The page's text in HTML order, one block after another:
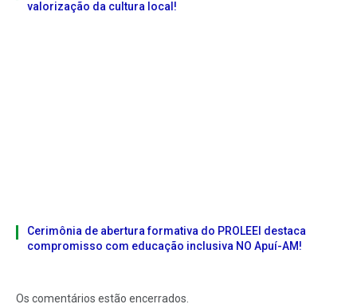
valorização da cultura local!
Cerimônia de abertura formativa do PROLEEI destaca
compromisso com educação inclusiva NO Apuí-AM!
Os comentários estão encerrados.